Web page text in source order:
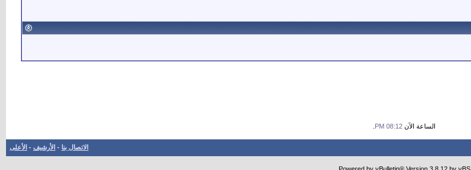
الساعة الآن 08:12 PM
الاتصال بنا - الأرشيف - الأعلى